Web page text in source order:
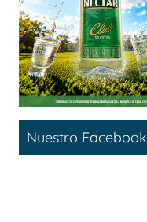
Nuestro Facebook